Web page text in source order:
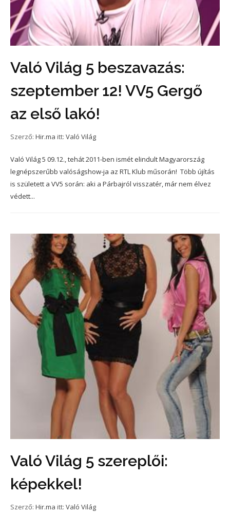
Való Világ 5 beszavazás:
szeptember 12! VV5 Gergő
az első lakó!
Szerző: Hir.ma itt: Való Világ
Való Világ 5 09.12., tehát 2011-ben ismét elindult Magyarország
legnépszerűbb valóságshow-ja az RTL Klub műsorán! Több újítás
is született a VV5 során: aki a Párbajról visszatér, már nem élvez
védett...
Való Világ 5 szereplői:
képekkel!
Szerző: Hir.ma itt: Való Világ